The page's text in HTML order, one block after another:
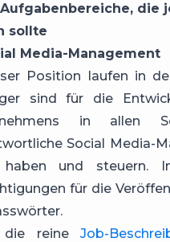
Aufgabenbereiche, die
sollte
Media-Management
Position laufen in
sind für die
in allen
Social Media-
haben und steuern.
für die
die reineJob-